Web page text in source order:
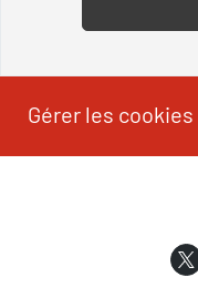
Gérer les cookies